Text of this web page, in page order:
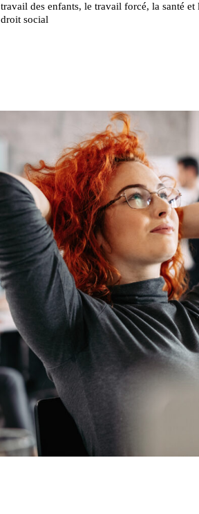
travail des enfants, le travail forcé, la santé et
droit social